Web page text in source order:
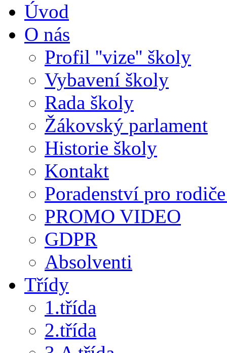
Úvod
O nás
Profil ''vize'' školy
Vybavení školy
Rada školy
Žákovský parlament
Historie školy
Kontakt
Poradenství pro
PROMO VIDEO
GDPR
Absolventi
Třídy
1.třída
2.třída